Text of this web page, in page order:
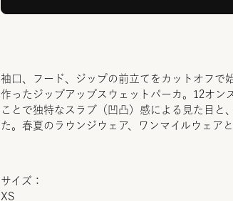
袖口、フード、ジップの前立てをカットオフで
作ったジップアップスウェットパーカ。12オン
ことで独特なスラブ（凹凸）感による見た目と
た。春夏のラウンジウェア、ワンマイルウェア
サイズ：
XS